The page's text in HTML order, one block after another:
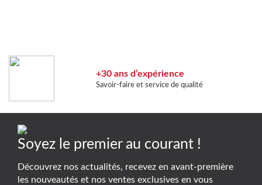
+30 ans d’expérience
Savoir-faire et service de qualité
Soyez le premier au courant !
Découvrez nos actualités, recevez en avant-première
les nouveautés et nos ventes exclusives en vous